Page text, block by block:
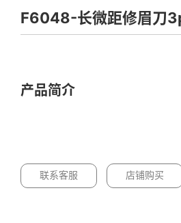
F6048-长微距修眉刀
产品简介
联系客服 店铺购买